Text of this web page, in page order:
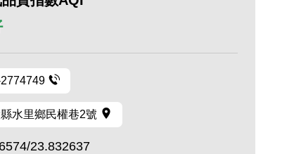
水里鄉民權巷2號
23.832637